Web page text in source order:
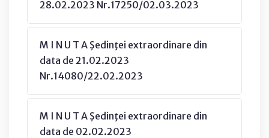
28.02.2023 Nr.17250/02.03.2023
M I N U T A Şedinţei extraordinare din
data de 21.02.2023
Nr.14080/22.02.2023
M I N U T A Şedinţei extraordinare din
data de 02.02.2023